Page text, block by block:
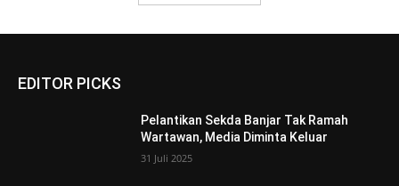
EDITOR PICKS
Pelantikan Sekda Banjar Tak Ramah
Wartawan, Media Diminta Keluar
31 Juli 2025